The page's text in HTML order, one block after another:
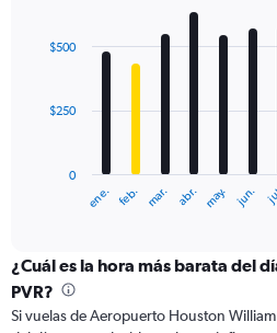
to
with
12
The
categories.
Range:
12
categories.
ene. feb. mar. abr. may. jun.
0
$250
$500
¿Cuál es la hora más barata del
PVR?
Si vuelas de Aeropuerto Houston